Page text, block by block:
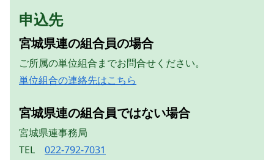
申込先
宮城県連の組合員の場合
ご所属の単位組合までお問合せください。
単位組合の連絡先はこちら
宮城県連の組合員ではない場合
宮城県連事務局
TEL 022-792-7031